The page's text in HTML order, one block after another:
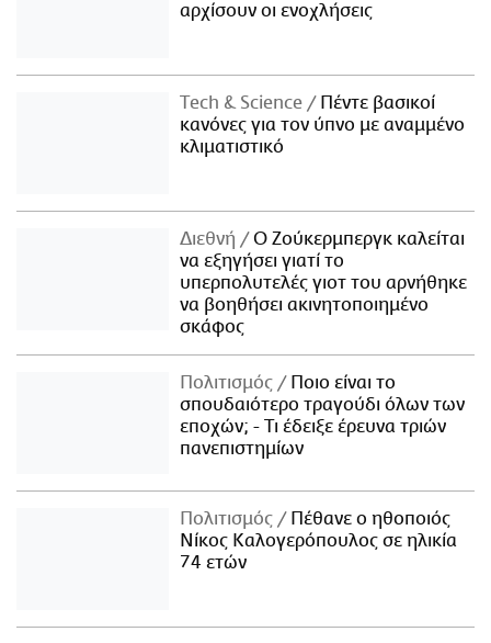
αρχίσουν οι ενοχλήσεις
Τech & Science
Πέντε βασικοί
κανόνες για τον ύπνο με αναμμένο
κλιματιστικό
Διεθνή
Ο Ζούκερμπεργκ καλείται
να εξηγήσει γιατί το
υπερπολυτελές γιοτ του αρνήθηκε
να βοηθήσει ακινητοποιημένο
σκάφος
Πολιτισμός
Ποιο είναι το
σπουδαιότερο τραγούδι όλων των
εποχών; - Τι έδειξε έρευνα τριών
πανεπιστημίων
Πολιτισμός
Πέθανε ο ηθοποιός
Νίκος Καλογερόπουλος σε ηλικία
74 ετών